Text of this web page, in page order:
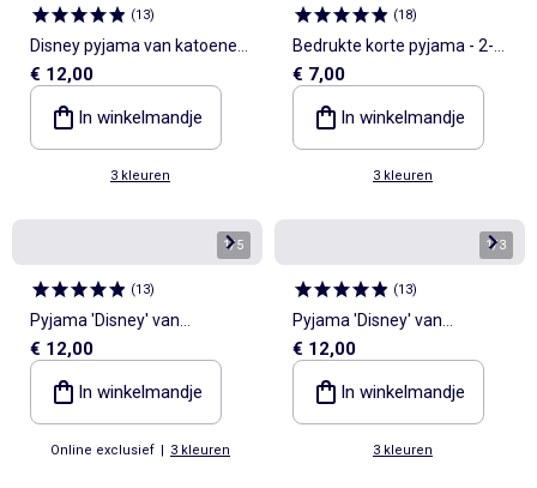
(13)
Disney pyjama van katoenen
jerseytricot
€ 12,00
In winkelmandje
3 kleuren
(18)
Bedrukte korte pyjama - 2-
delig
€ 7,00
In winkelmandje
3 kleuren
1/5
(13)
Pyjama 'Disney' van
katoenjersey
€ 12,00
In winkelmandje
Online exclusief | 3 kleuren
1/3
(13)
Pyjama 'Disney' van
katoenen jerseytricot
€ 12,00
In winkelmandje
3 kleuren